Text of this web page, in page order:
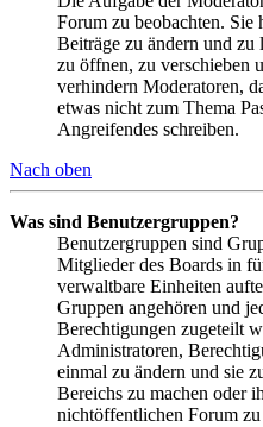
Forum zu beobachten. Sie
Beiträge zu ändern und zu
zu öffnen, zu verschieben
verhindern Moderatoren,
etwas nicht zum Thema
Angreifendes schreiben.
Nach oben
Was sind Benutzergruppen?
Benutzergruppen sind
Mitglieder des Boards in
verwaltbare Einheiten
Gruppen angehören und
Berechtigungen zugeteilt
Administratoren,
einmal zu ändern und sie
Bereichs zu machen oder
nichtöffentlichen Forum zu